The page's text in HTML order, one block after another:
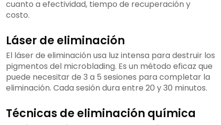
cuanto a efectividad, tiempo de recuperación y
costo.
Láser de eliminación
El láser de eliminación usa luz intensa para destruir los
pigmentos del microblading. Es un método eficaz que
puede necesitar de 3 a 5 sesiones para completar la
eliminación. Cada sesión dura entre 20 y 30 minutos.
Técnicas de eliminación química